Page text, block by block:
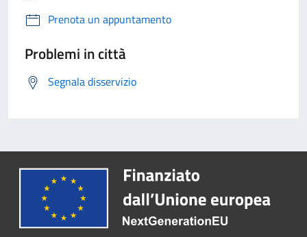
Prenota un appuntamento
Problemi in città
Segnala disservizio